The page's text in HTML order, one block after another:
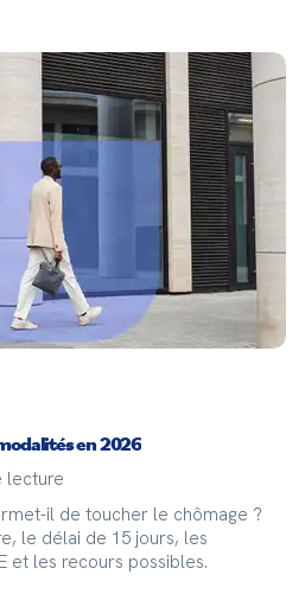
en 2026
lecture
il de toucher le chômage ?
le délai de 15 jours, les
et les recours possibles.